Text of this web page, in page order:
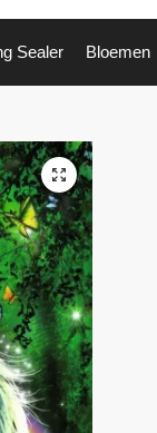
Sealer Bloemen
🔍